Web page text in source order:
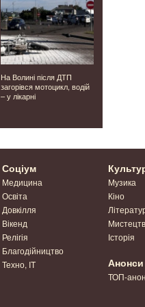
На Волині після ДТП
загорівся мотоцикл, водій
– у лікарні
Соціум
Медицина
Освіта
Довкілля
Вікенд
Релігія
Благодійництво
Техно, IT
Музика
Кіно
Історія
Анонси
ТОП-